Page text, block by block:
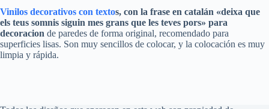
Vinilos decorativos con textos, con la frase en catalán «deixa que
els teus somnis siguin mes grans que les teves pors» para
decoracion de paredes de forma original, recomendado para
superficies lisas. Son muy sencillos de colocar, y la colocación es muy
limpia y rápida.